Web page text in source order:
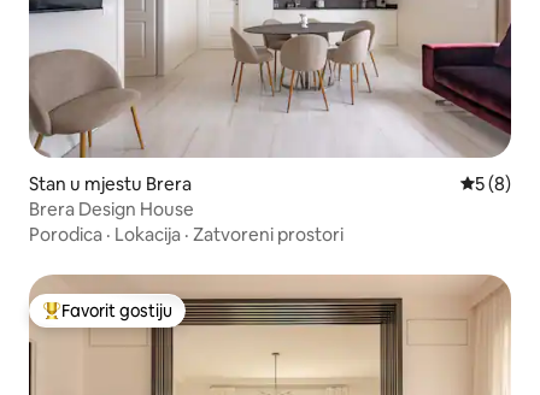
Stan u mjestu Brera
5 (8)
Brera Design House
Porodica · Lokacija · Zatvoreni prostori
Glavni favorit gostiju
Favorit gostiju